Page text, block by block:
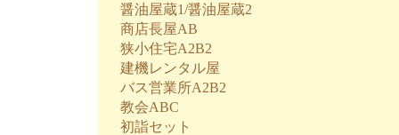
醤油屋蔵1/醤油屋蔵2
商店長屋AB
狭小住宅A2B2
建機レンタル屋
バス営業所A2B2
教会ABC
初詣セット